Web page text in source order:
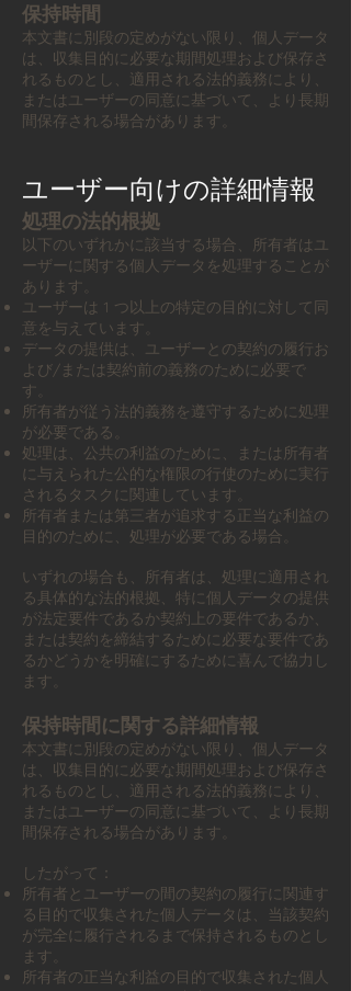
保持時間
本文書に別段の定めがない限り、個人データ
は、収集目的に必要な期間処理および保存さ
れるものとし、適用される法的義務により、
またはユーザーの同意に基づいて、より長期
間保存される場合があります。
ユーザー向けの詳細情報
処理の法的根拠
以下のいずれかに該当する場合、所有者はユ
ーザーに関する個人データを処理することが
あります。
ユーザーは 1 つ以上の特定の目的に対して同
意を与えています。
データの提供は、ユーザーとの契約の履行お
よび/または契約前の義務のために必要で
す。
所有者が従う法的義務を遵守するために処理
が必要である。
処理は、公共の利益のために、または所有者
に与えられた公的な権限の行使のために実行
されるタスクに関連しています。
所有者または第三者が追求する正当な利益の
目的のために、処理が必要である場合。
いずれの場合も、所有者は、処理に適用され
る具体的な法的根拠、特に個人データの提供
が法定要件であるか契約上の要件であるか、
または契約を締結するために必要な要件であ
るかどうかを明確にするために喜んで協力し
ます。
保持時間に関する詳細情報
本文書に別段の定めがない限り、個人データ
は、収集目的に必要な期間処理および保存さ
れるものとし、適用される法的義務により、
またはユーザーの同意に基づいて、より長期
間保存される場合があります。
したがって：
所有者とユーザーの間の契約の履行に関連す
る目的で収集された個人データは、当該契約
が完全に履行されるまで保持されるものとし
ます。
所有者の正当な利益の目的で収集された個人